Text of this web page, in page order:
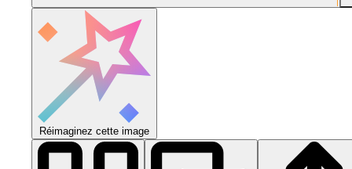
Réimaginez cette image